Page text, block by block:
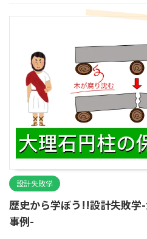
設計失敗学
歴史から学ぼう!!設計失敗学
事例-